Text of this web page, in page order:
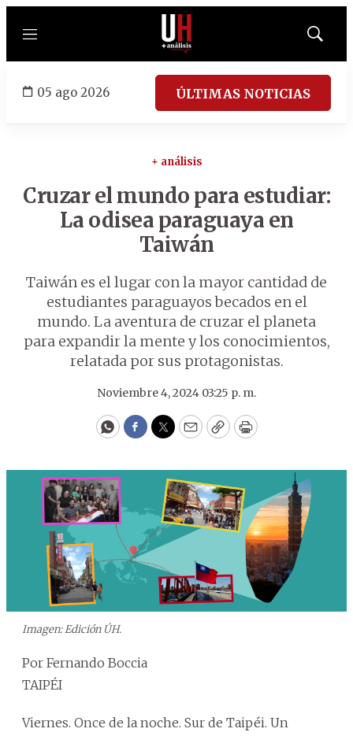
Menú
Mostrar
05 ago 2026 ÚLTIMAS NOTICIAS
+ análisis
Cruzar el mundo para estudiar:
La odisea paraguaya en
Taiwán
Taiwán es el lugar con la mayor cantidad de
estudiantes paraguayos becados en el
mundo. La aventura de cruzar el planeta
para expandir la mente y los conocimientos,
relatada por sus protagonistas.
Noviembre 4, 2024 03:25 p. m.
WhatsApp
Facebook
Twitter
EmailCopyPrint
Imagen: Edición ÚH.
Por Fernando Boccia
TAIPÉI
Viernes. Once de la noche. Sur de Taipéi. Un